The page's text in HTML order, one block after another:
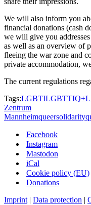
We will also inform you
financial donations (cash
we will give you
as well as an overview of
fleeing the war zone and
private accommodation,
The current regulations
Tags:LGBTILGBTTIQ+
Zentrum
Mannheimqueersolidarity
Facebook
Instagram
Mastodon
iCal
Cookie policy (EU)
Donations
Imprint | Data protection |